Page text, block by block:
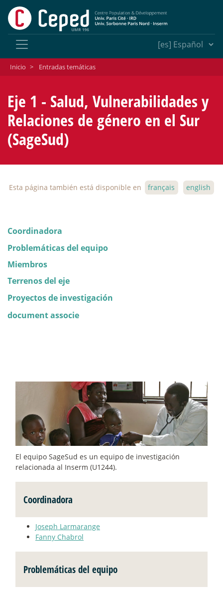
Inicio > Entradas temáticas
Eje 1 - Salud, Vulnerabilidades y
Relaciones de género en el Sur
(SageSud)
Esta página también está disponible en français english
Coordinadora
Problemáticas del equipo
Miembros
Terrenos del eje
Proyectos de investigación
document associe
El equipo SageSud es un equipo de investigación
relacionada al Inserm (U1244).
Coordinadora
Joseph Larmarange
Fanny Chabrol
Problemáticas del equipo